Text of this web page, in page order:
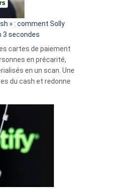
» : comment Solly
3 secondes
cartes de paiement
en précarité,
en un scan. Une
du cash et redonne